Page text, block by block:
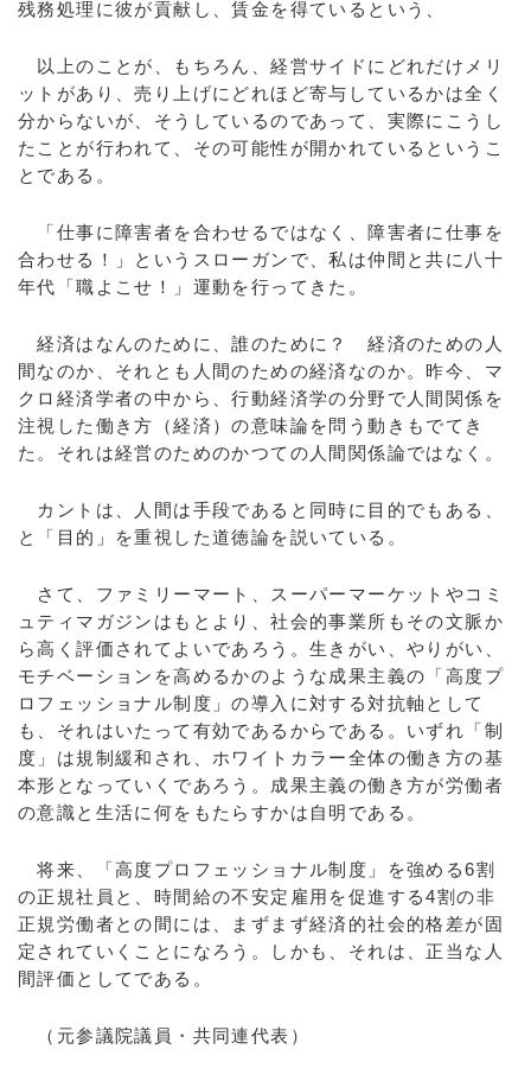
残務処理に彼が貢献し、賃金を得ているという、
以上のことが、もちろん、経営サイドにどれだけメリ
ットがあり、売り上げにどれほど寄与しているかは全く
分からないが、そうしているのであって、実際にこうし
たことが行われて、その可能性が開かれているというこ
とである。
「仕事に障害者を合わせるではなく、障害者に仕事を
合わせる！」というスローガンで、私は仲間と共に八十
年代「職よこせ！」運動を行ってきた。
経済はなんのために、誰のために？ 経済のための人
間なのか、それとも人間のための経済なのか。昨今、マ
クロ経済学者の中から、行動経済学の分野で人間関係を
注視した働き方（経済）の意味論を問う動きもでてき
た。それは経営のためのかつての人間関係論ではなく。
カントは、人間は手段であると同時に目的でもある、
と「目的」を重視した道徳論を説いている。
さて、ファミリーマート、スーパーマーケットやコミ
ュティマガジンはもとより、社会的事業所もその文脈か
ら高く評価されてよいであろう。生きがい、やりがい、
モチベーションを高めるかのような成果主義の「高度プ
ロフェッショナル制度」の導入に対する対抗軸として
も、それはいたって有効であるからである。いずれ「制
度」は規制緩和され、ホワイトカラー全体の働き方の基
本形となっていくであろう。成果主義の働き方が労働者
の意識と生活に何をもたらすかは自明である。
将来、「高度プロフェッショナル制度」を強める6割
の正規社員と、時間給の不安定雇用を促進する4割の非
正規労働者との間には、まずまず経済的社会的格差が固
定されていくことになろう。しかも、それは、正当な人
間評価としてである。
（元参議院議員・共同連代表）